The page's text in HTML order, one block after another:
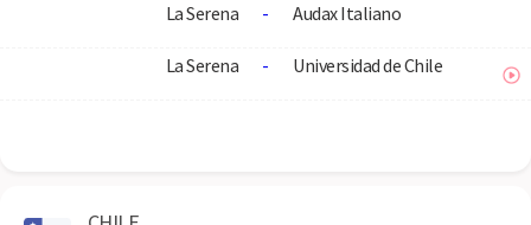
La Serena - Audax Italiano
La Serena - Universidad de Chile